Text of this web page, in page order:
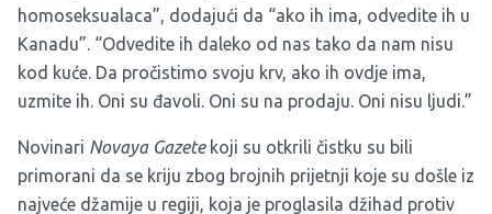
homoseksualaca”, dodajući da “ako ih ima, odvedite ih u
Kanadu”. “Odvedite ih daleko od nas tako da nam nisu
kod kuće. Da pročistimo svoju krv, ako ih ovdje ima,
uzmite ih. Oni su đavoli. Oni su na prodaju. Oni nisu ljudi.”
Novinari Novaya Gazete koji su otkrili čistku su bili
primorani da se kriju zbog brojnih prijetnji koje su došle iz
najveće džamije u regiji, koja je proglasila džihad protiv